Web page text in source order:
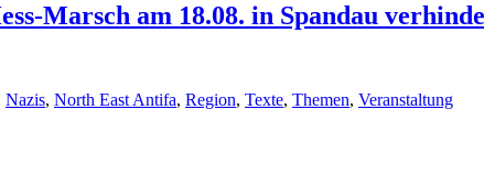
Marsch am 18.08. in Spandau
Nazis, North East Antifa, Region, Texte, Themen, Veranstaltung